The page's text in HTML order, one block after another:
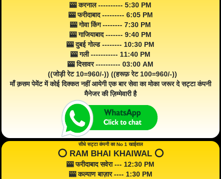
🎰 करनाल ---------- 5:30 PM
🎰 फरीदाबाद --------- 6:05 PM
🎰 गोवा किंग -------- 7:30 PM
🎰 गाजियाबाद ------- 9:40 PM
🎰 दुबई गोल्ड -------- 10:30 PM
🎰 गली ----------- 11:40 PM
🎰 दिसावर ---------- 03:00 AM
((जोड़ी रेट 10=960/-)) ((हरूफ़ रेट 100=960/-))
माँ क़सम पेमेंट में कोई दिक्कत नहीं आयेगी एक बार सेवा का मोका जरूर दे सट्टा कंपनी
मैनेजर की ज़िम्मेवारी है
सीधे सट्टा कंपनी का No 1 खाईवाल
⭕️ RAM BHAI KHAIWAL ⭕️
🎰 फरीदाबाद सवेरा --- 12:30 PM
🎰 कल्याण बाज़ार ---- 1:30 PM